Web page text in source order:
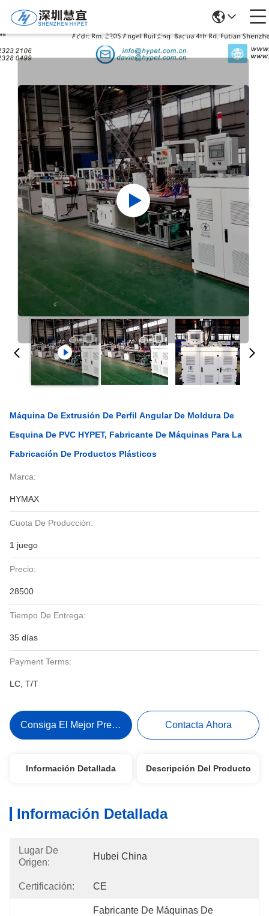
Detalles De Los Productos
Máquina De Extrusión De Perfil Angular De Moldura De
Esquina De PVC HYPET, Fabricante De Máquinas Para La
Fabricación De Productos Plásticos
Marca:
HYMAX
Cuota De Producción:
1 juego
Precio:
28500
Tiempo De Entrega:
35 días
Payment Terms:
LC, T/T
Consiga El Mejor Precio Contacta Ahora
Información Detallada Descripción Del Producto
Información Detallada
Lugar De
Origen:
Hubei China
Certificación: CE
Fabricante De Máquinas De